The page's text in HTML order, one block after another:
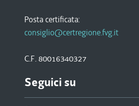
Posta certificata:
consiglio@certregione.fvg.it
C.F. 80016340327
Seguici su